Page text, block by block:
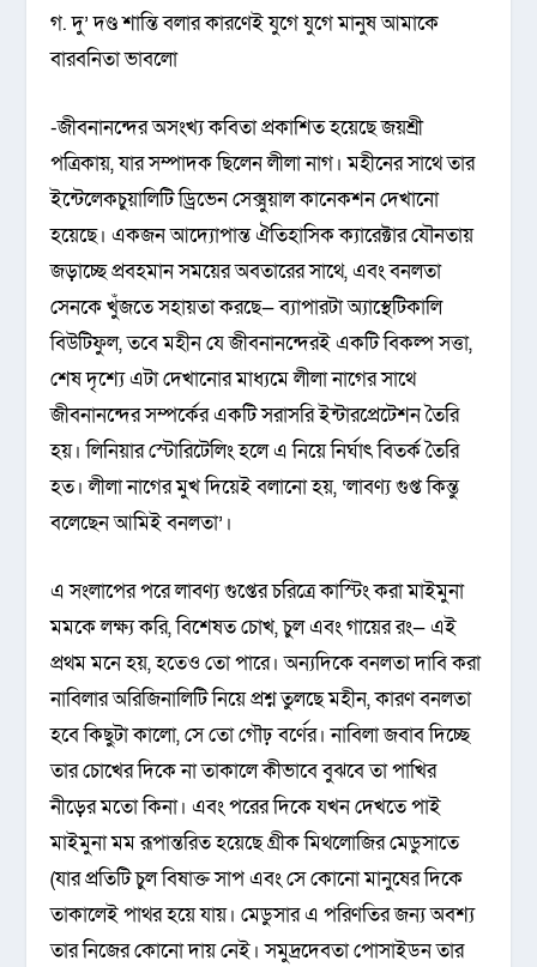
গ. দু’ দণ্ড শান্তি বলার কারণেই যুগে যুগে মানুষ আমাকে
বারবনিতা ভাবলো
-জীবনানন্দের অসংখ্য কবিতা প্রকাশিত হয়েছে জয়শ্রী
পত্রিকায়, যার সম্পাদক ছিলেন লীলা নাগ। মহীনের সাথে তার
ইন্টেলেকচুয়ালিটি ড্রিভেন সেক্সুয়াল কানেকশন দেখানো
হয়েছে। একজন আদ্যোপান্ত ঐতিহাসিক ক্যারেক্টার যৌনতায়
জড়াচ্ছে প্রবহমান সময়ের অবতারের সাথে, এবং বনলতা
সেনকে খুঁজতে সহায়তা করছে— ব্যাপারটা অ্যাস্থেটিকালি
বিউটিফুল, তবে মহীন যে জীবনানন্দেরই একটি বিকল্প সত্তা,
শেষ দৃশ্যে এটা দেখানোর মাধ্যমে লীলা নাগের সাথে
জীবনানন্দের সম্পর্কের একটি সরাসরি ইন্টারপ্রেটেশন তৈরি
হয়। লিনিয়ার স্টোরিটেলিং হলে এ নিয়ে নির্ঘাৎ বিতর্ক তৈরি
হত। লীলা নাগের মুখ দিয়েই বলানো হয়, ‘লাবণ্য গুপ্ত কিন্তু
বলেছেন আমিই বনলতা’।
এ সংলাপের পরে লাবণ্য গুপ্তের চরিত্রে কাস্টিং করা মাইমুনা
মমকে লক্ষ্য করি, বিশেষত চোখ, চুল এবং গায়ের রং— এই
প্রথম মনে হয়, হতেও তো পারে। অন্যদিকে বনলতা দাবি করা
নাবিলার অরিজিনালিটি নিয়ে প্রশ্ন তুলছে মহীন, কারণ বনলতা
হবে কিছুটা কালো, সে তো গৌঢ় বর্ণের। নাবিলা জবাব দিচ্ছে
তার চোখের দিকে না তাকালে কীভাবে বুঝবে তা পাখির
নীড়ের মতো কিনা। এবং পরের দিকে যখন দেখতে পাই
মাইমুনা মম রূপান্তরিত হয়েছে গ্রীক মিথলোজির মেডুসাতে
(যার প্রতিটি চুল বিষাক্ত সাপ এবং সে কোনো মানুষের দিকে
তাকালেই পাথর হয়ে যায়। মেডুসার এ পরিণতির জন্য অবশ্য
তার নিজের কোনো দায় নেই। সমুদ্রদেবতা পোসাইডন তার